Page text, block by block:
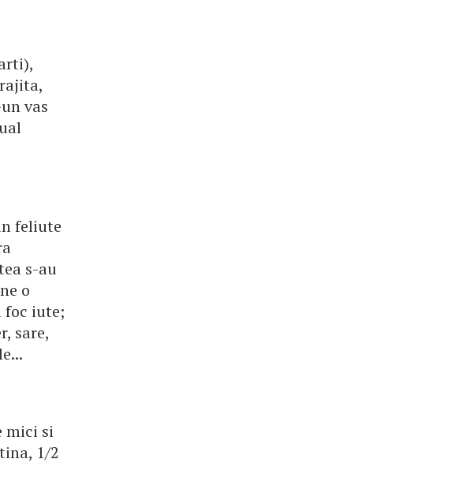
vas
feliute
s-au
o
foc iute;
sare,
mici si
1/2